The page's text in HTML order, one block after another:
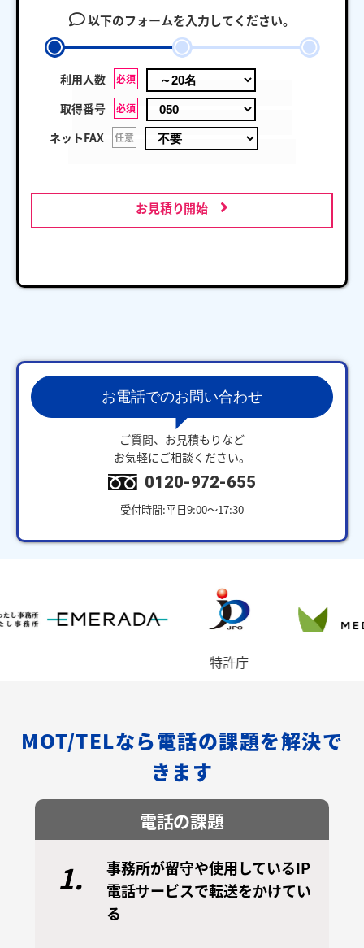
以下のフォームを入力してください。
利用人数 必須
取得番号 必須
ネットFAX 任意
お見積り開始
お電話でのお問い合わせ
ご質問、お見積もりなど
お気軽にご相談ください。
0120-972-655
受付時間:平日9:00～17:30
特許庁
MOT/TELなら電話の課題を解決で
きます
電話の課題
1.
事務所が留守や使用しているIP
電話サービスで転送をかけてい
る